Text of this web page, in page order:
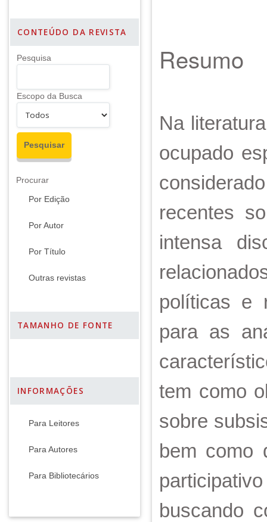
CONTEÚDO DA REVISTA
Pesquisa
Escopo da Busca
Procurar
Por Edição
Por Autor
Por Título
Outras revistas
TAMANHO DE FONTE
INFORMAÇÕES
Para Leitores
Para Autores
Para Bibliotecários
Resumo
Na
ocupado
recentes
intensa
políticas e
para as
tem como
sobre
bem como
buscando